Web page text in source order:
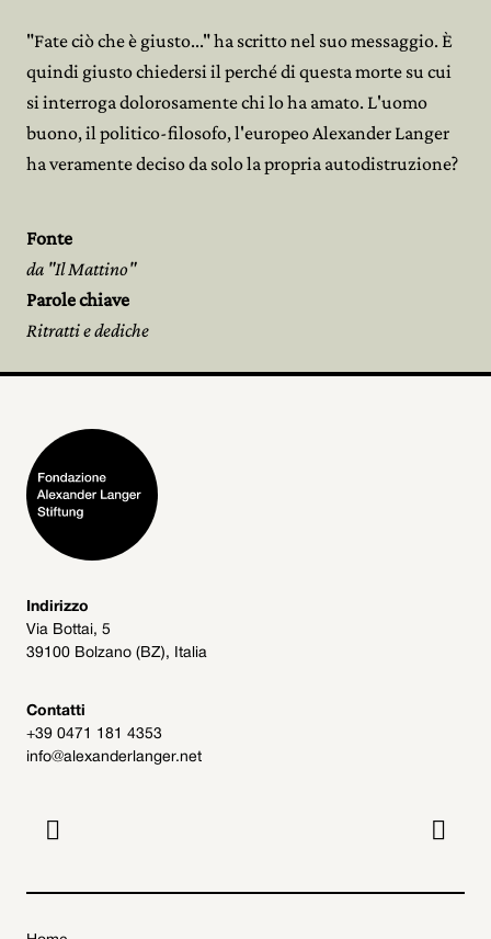
"Fate ciò che è giusto..." ha scritto nel suo messaggio. È
quindi giusto chiedersi il perché di questa morte su cui
si interroga dolorosamente chi lo ha amato. L'uomo
buono, il politico-filosofo, l'europeo Alexander Langer
ha veramente deciso da solo la propria autodistruzione?
Fonte
da "Il Mattino"
Parole chiave
Ritratti e dediche
Indirizzo
Via Bottai, 5
39100 Bolzano (BZ), Italia
Contatti
+39 0471 181 4353
info@alexanderlanger.net
 